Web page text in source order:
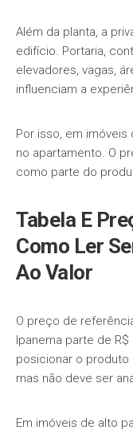
Além da planta, a
edifício. Portaria,
elevadores, vagas,
influenciam a
Por isso, em
no apartamento. O
como parte do
Tabela E
Como Ler
Ao Valor
O preço de
Ipanema parte de R$
posicionar o
mas não deve ser
Em imóveis de alto